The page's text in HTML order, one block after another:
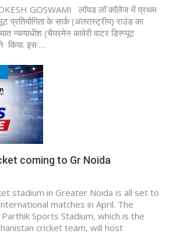
GOSWAMI लॉयड लॉ कॉलेज में प्रथम
के सार्क (अंतरास्ट्रीय) राउंड का
न्यायाधीश (चैयरमेन कावेरी वाटर डिस्प्यूट
किया. इस …
coming to Gr Noida
stadium in Greater Noida is all set to
matches in April. The
Parthik Sports Stadium, which is the
cricket team, will host